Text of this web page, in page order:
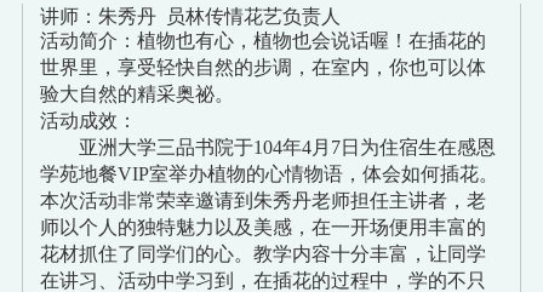
讲师：朱秀丹 员林传情花艺负责人
活动简介：植物也有心，植物也会说话喔！在插花的
世界里，享受轻快自然的步调，在室内，你也可以体
验大自然的精采奥祕。
活动成效：
亚洲大学三品书院于104年4月7日为住宿生在感恩
学苑地餐VIP室举办植物的心情物语，体会如何插花。
本次活动非常荣幸邀请到朱秀丹老师担任主讲者，老
师以个人的独特魅力以及美感，在一开场便用丰富的
花材抓住了同学们的心。教学内容十分丰富，让同学
在讲习、活动中学习到，在插花的过程中，学的不只